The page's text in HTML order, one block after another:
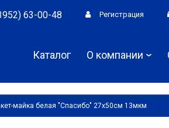
63-00-48 Регистрация
Каталог О компании
майка белая "Спасибо" 27х50см 13мкм